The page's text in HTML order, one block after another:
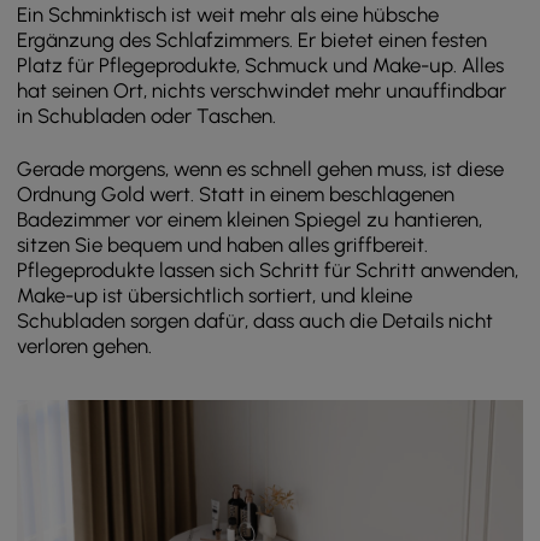
Ein Schminktisch ist weit mehr als eine hübsche
Ergänzung des Schlafzimmers. Er bietet einen festen
Platz für Pflegeprodukte, Schmuck und Make-up. Alles
hat seinen Ort, nichts verschwindet mehr unauffindbar
in Schubladen oder Taschen.
Gerade morgens, wenn es schnell gehen muss, ist diese
Ordnung Gold wert. Statt in einem beschlagenen
Badezimmer vor einem kleinen Spiegel zu hantieren,
sitzen Sie bequem und haben alles griffbereit.
Pflegeprodukte lassen sich Schritt für Schritt anwenden,
Make-up ist übersichtlich sortiert, und kleine
Schubladen sorgen dafür, dass auch die Details nicht
verloren gehen.